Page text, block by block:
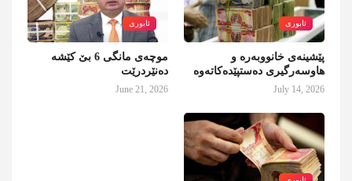
ئابوری
پێشینەی خانووبەرە و
هاوسەرگیری دەستپێدەکاتەوە
July 14, 2026
ئابوری
موچەی مانگی 6 بێ کێشە
دەنێردرێت
June 21, 2026